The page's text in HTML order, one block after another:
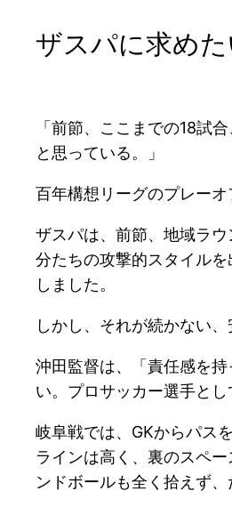
ザスパに求め
「前節、ここまでの18試
と思っている。」
百年構想リーグのプレー
ザスパは、前節、地域ラ
分たちの攻撃的スタイル
しました。
しかし、それが続かない
沖田監督は、「責任感を
い。プロサッカー選手と
岐阜戦では、GKからパス
ラインは高く、裏のスペ
ンドボールも全く拾えず